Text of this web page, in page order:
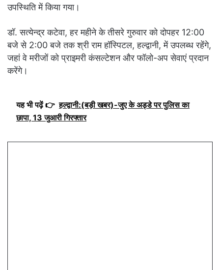
उपस्थिति में किया गया।
डॉ. सत्येन्द्र कटेवा, हर महीने के तीसरे गुरुवार को दोपहर 12:00
बजे से 2:00 बजे तक श्री राम हॉस्पिटल, हल्द्वानी, में उपलब्ध रहेंगे,
जहां वे मरीजों को प्राइमरी कंसल्टेशन और फॉलो-अप सेवाएं प्रदान
करेंगे।
यह भी पढ़ें 👉 हल्द्वानी:(बड़ी खबर)-जुए के अड्डे पर पुलिस का
छापा, 13 जुआरी गिरफ्तार